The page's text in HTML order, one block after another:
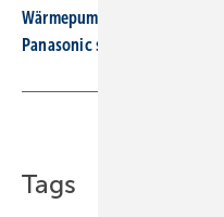
Wärmepumpen: Die 7
Panasonic startet R290-
Tags